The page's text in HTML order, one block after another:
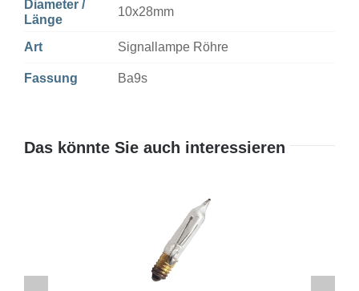
Diameter /
Länge
10x28mm
Art Signallampe Röhre
Fassung Ba9s
Das könnte Sie auch interessieren